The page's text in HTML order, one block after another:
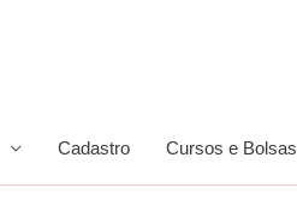
Cadastro Cursos e Bolsas